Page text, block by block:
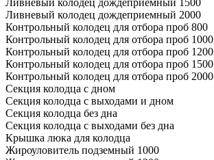
Ливневый колодец дождеприемный 1500
Ливневый колодец дождеприемный 2000
Контрольный колодец для отбора проб 800
Контрольный колодец для отбора проб 1000
Контрольный колодец для отбора проб 1200
Контрольный колодец для отбора проб 1500
Контрольный колодец для отбора проб 2000
Секция колодца с дном
Секция колодца с выходами и дном
Секция колодца без дна
Секция колодца с выходами без дна
Крышка люка для колодца
Жироуловитель подземный 1000